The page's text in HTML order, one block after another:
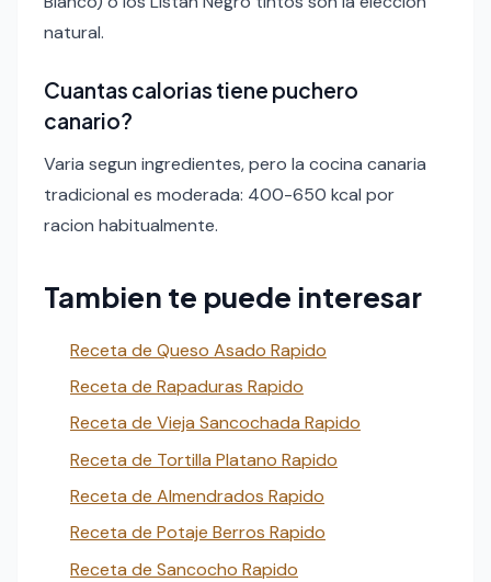
natural.
Cuantas calorias tiene puchero
canario?
Varia segun ingredientes, pero la cocina canaria
tradicional es moderada: 400-650 kcal por
racion habitualmente.
Tambien te puede interesar
Receta de Queso Asado Rapido
Receta de Rapaduras Rapido
Receta de Vieja Sancochada Rapido
Receta de Tortilla Platano Rapido
Receta de Almendrados Rapido
Receta de Potaje Berros Rapido
Receta de Sancocho Rapido